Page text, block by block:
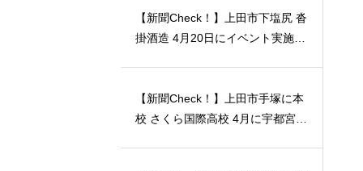
【新聞Check！】上田市下塩尻 沓
掛酒造 4月20日にイベント実施 5
【新聞Check！】上田市手塚に本
校 さくら国際高校 4月に宇都宮動